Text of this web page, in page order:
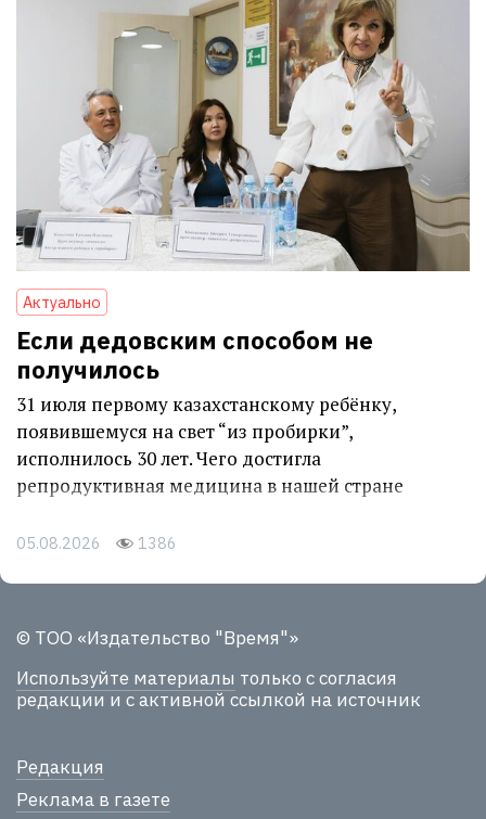
Актуально
Если дедовским способом не
получилось
31 июля первому казахстанскому ребёнку,
появившемуся на свет “из пробирки”,
исполнилось 30 лет. Чего достигла
репродуктивная медицина в нашей стране
05.08.2026 1386
© ТОО «Издательство "Время"»
Используйте материалы только с согласия
редакции и с активной ссылкой на источник
Редакция
Реклама в газете